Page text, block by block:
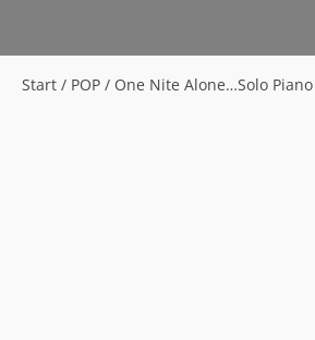
Start / POP / One Nite Alone…Solo